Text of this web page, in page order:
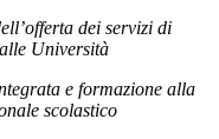
dei servizi di
Università
e formazione alla
scolastico